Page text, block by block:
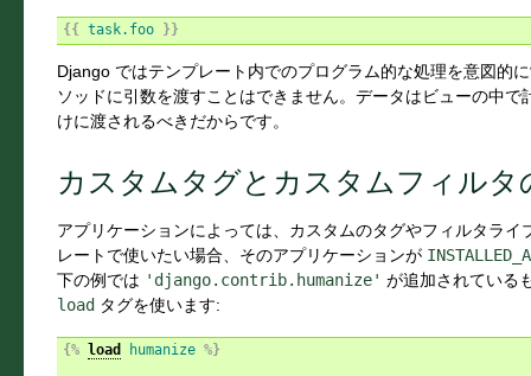
{{ task.foo }}
Django ではテンプレート内でのプログラム的な処理を意図的
ソッドに引数を渡すことはできません。データはビューの中
けに渡されるべきだからです。
カスタムタグとカスタムフィルタ
アプリケーションによっては、カスタムのタグやフィルタラ
レートで使いたい場合、そのアプリケーションが
下の例では 'django.contrib.humanize' が追加されている
load タグを使います:
{% load humanize %}